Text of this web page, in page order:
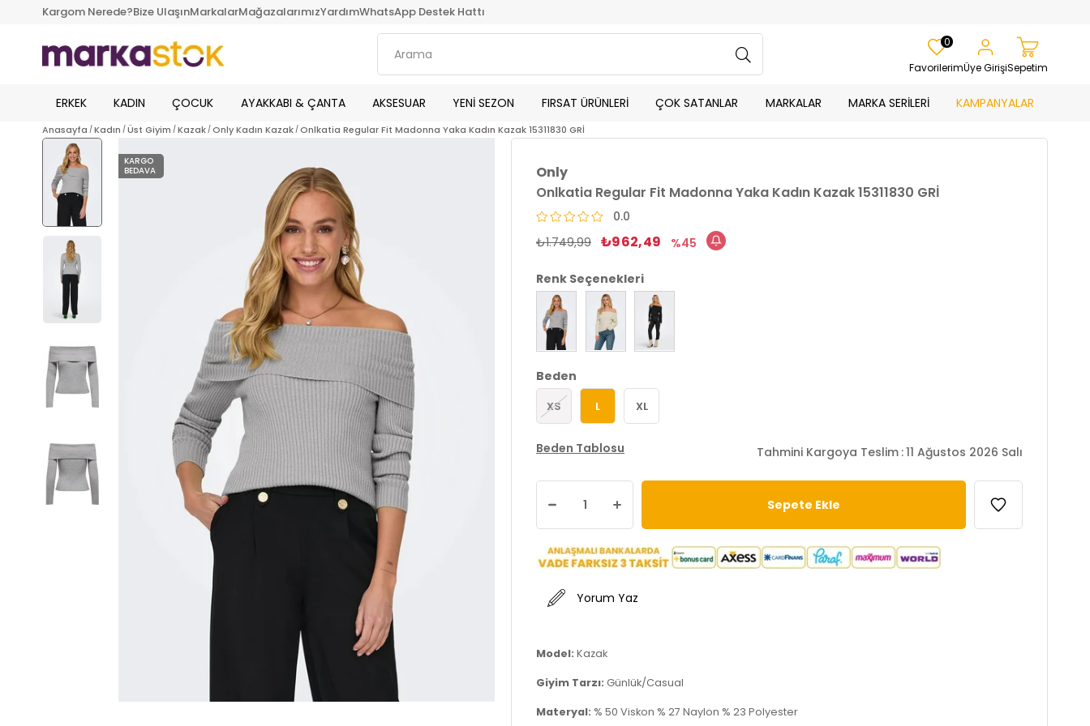
Kargom Nerede?Bize UlaşınMarkalarMağazalarımızYardımWhatsApp Destek Hattı
Favorilerim
0
Üye GirişiSepetim
ERKEK KADIN ÇOCUK AYAKKABI & ÇANTA AKSESUAR YENİ SEZON FIRSAT ÜRÜNLERİ ÇOK SATANLAR MARKALAR MARKA SERİLERİ KAMPANYALAR
Anasayfa Kadın Üst Giyim Kazak Only Kadın Kazak Onlkatia Regular Fit Madonna Yaka Kadın Kazak 15311830 GRİ
KARGO
BEDAVA
Only
Onlkatia Regular Fit Madonna Yaka Kadın Kazak 15311830 GRİ
0.0
₺1.749,99 ₺962,49 45
Renk Seçenekleri
Beden
XS L XL
Beden Tablosu Tahmini Kargoya Teslim :11 Ağustos 2026 Salı
Yorum Yaz
Model: Kazak
Giyim Tarzı: Günlük/Casual
Materyal: % 50 Viskon % 27 Naylon % 23 Polyester